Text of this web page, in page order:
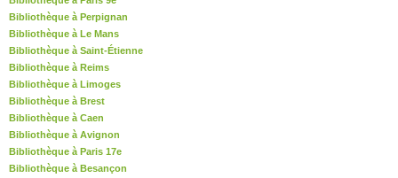
Bibliothèque à Perpignan
Bibliothèque à Le Mans
Bibliothèque à Saint-Étienne
Bibliothèque à Reims
Bibliothèque à Limoges
Bibliothèque à Brest
Bibliothèque à Caen
Bibliothèque à Avignon
Bibliothèque à Paris 17e
Bibliothèque à Besançon